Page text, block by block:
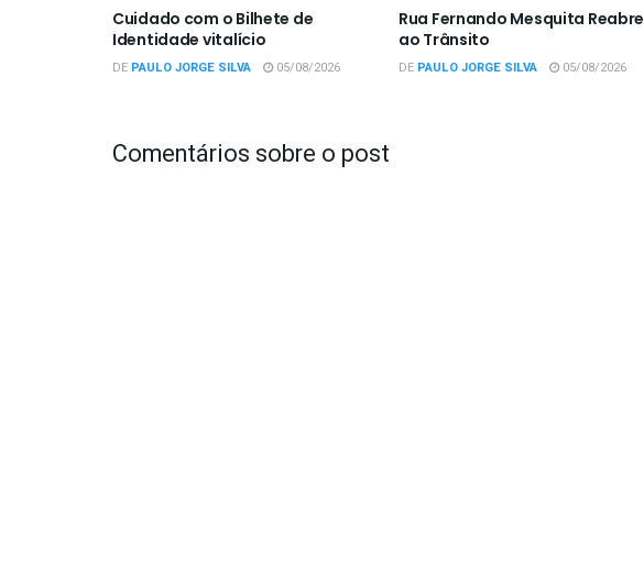
Cuidado com o Bilhete de
Identidade vitalício
DE PAULO JORGE SILVA 05/08/2026
Rua Fernando Mesquita Reabre
ao Trânsito
DE PAULO JORGE SILVA 05/08/2026
Comentários sobre o post